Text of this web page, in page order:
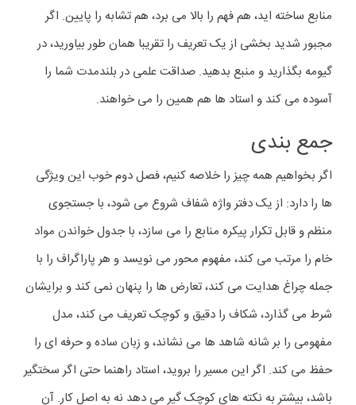
منابع ساخته اید، هم فهم را بالا می برد، هم تشابه را پایین. اگر
مجبور شدید بخشی از یک تعریف را تقریبا همان طور بیاورید، در
گیومه بگذارید و منبع بدهید. صداقت علمی در بلندمدت شما را
آسوده می کند و استاد ها هم همین را می خواهند.
جمع بندی
اگر بخواهیم همه چیز را خلاصه کنیم، فصل دوم خوب این ویژگی
ها را دارد: از یک دفتر واژه شفاف شروع می شود، با جستجوی
منظم و قابل تکرار پیکره منابع را می سازد، با جدول خواندن مواد
خام را مرتب می کند، مفهوم محور می نویسد و هر پاراگراف را با
جمله چراغ هدایت می کند، تعارض ها را پنهان نمی کند و برایشان
شرط می گذارد، شکاف را دقیق و کوچک تعریف می کند، مدل
مفهومی را بر شانه شاهد ها می نشاند، و زبان ساده و حرفه ای را
حفظ می کند. اگر این مسیر را بروید، استاد راهنما حتی اگر سختگیر
باشد، بیشتر به نکته های کوچک گیر می دهد نه به اصل کار. آن